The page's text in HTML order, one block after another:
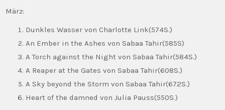
März:
Dunkles Wasser von Charlotte Link(574S.)
An Ember in the Ashes von Sabaa Tahir(585S)
A Torch against the Night von Sabaa Tahir(584S.)
A Reaper at the Gates von Sabaa Tahir(608S.)
A Sky beyond the Storm von Sabaa Tahir(672S.)
Heart of the damned von Julia Pauss(550S.)